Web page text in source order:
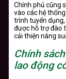
Chính phủ cũng
vào các hệ
trình tuyển
được hỗ trợ đào
cải thiện năng
Chính
lao động